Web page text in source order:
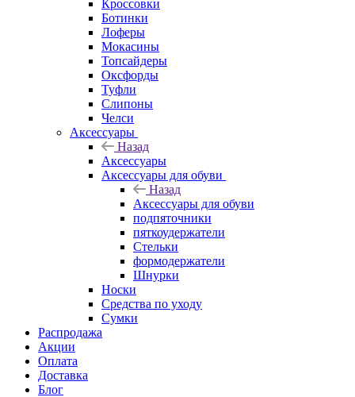
Кроссовки
Ботинки
Лоферы
Мокасины
Топсайдеры
Оксфорды
Туфли
Слипоны
Челси
Аксессуары
Назад
Аксессуары
Аксессуары для обуви
Назад
Аксессуары для обуви
подпяточники
пяткоудержатели
Стельки
формодержатели
Шнурки
Носки
Средства по уходу
Сумки
Распродажа
Акции
Оплата
Доставка
Блог